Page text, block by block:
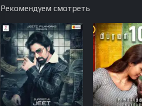
Рекомендуем смотреть